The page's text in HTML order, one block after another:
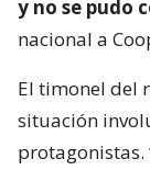
y no se pudo
nacional a
El timonel del
situación
protagonistas.